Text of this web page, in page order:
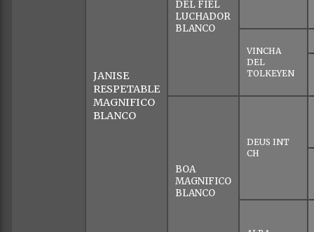
JANISE
RESPETABLE
MAGNIFICO
BLANCO
DEL FIEL
LUCHADOR
BLANCO
VINCHA
DEL
TOLKEYEN
BOA
MAGNIFICO
BLANCO
DEUS INT
CH